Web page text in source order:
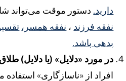
دارید.دستور موقت می‌تواند
نفقه فرزند ،نفقه همسر،تقسیم
بدهی باشد.
در مورد «دلایل» (یا دلایل) طلاق
افراد از «ناسازگاری» استفاده